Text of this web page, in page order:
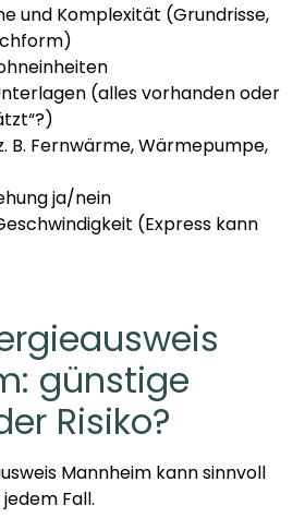
und Komplexität (Grundrisse,
(alles vorhanden oder
B. Fernwärme, Wärmepumpe,
ja/nein
(Express kann
günstige
Risiko?
Mannheim kann sinnvoll
Fall.